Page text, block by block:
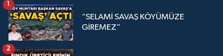
“SELAMİ SAVAŞ KÖYÜMÜZE
GİREMEZ”
1
2